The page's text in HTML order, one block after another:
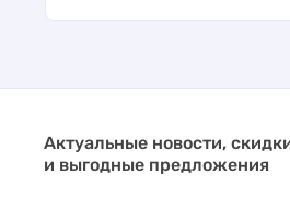
Актуальные новости,
и выгодные предложения